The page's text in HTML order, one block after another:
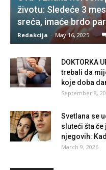
životu: Sledeće 3
sreća, imaće brdo
Redakcija - May 16, 2025
DOKTORKA
trebali da
koje doba
September 8,
Svetlana se
sluteći šta
njegovih:
March 9, 2026